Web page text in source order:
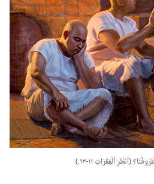
(‏اُنْظُرِ ٱلْفِقْرَاتِ ١١-‏١٣.‏)‏